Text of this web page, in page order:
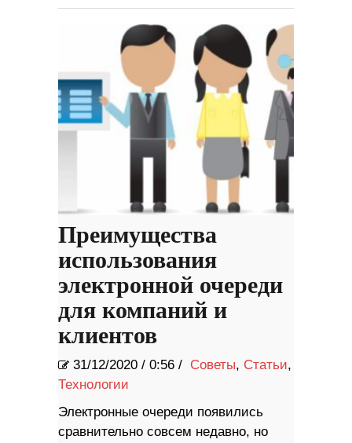
Преимущества
использования
электронной очереди
для компаний и
клиентов
31/12/2020 / 0:56 / Советы, Статьи,
Технологии
Электронные очереди появились
сравнительно совсем недавно, но